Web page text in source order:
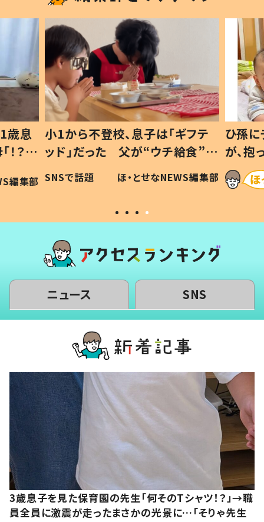
歳息
？」
編集部
小1から不登校、息子は「ギフテ
ッド」だった 父が“ウチ給食”を
作り続ける理由とは #令和の親
#令和の子
SNSで話題 ほ・とせなNEWS編集部
ひ孫
が、
「涙が
い」
ニュース SNS
3歳息子を見た保育園の先生「何そのTシャツ！？」→職
員全員に激震が走ったまさかの光景に…「そりゃ先生